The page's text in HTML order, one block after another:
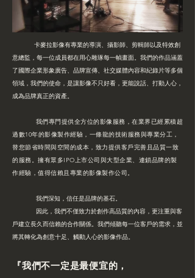
卡麥拉影像有專業的導演、攝影師、剪輯師以及特效創
意總監，每一位成員都在用心雕琢每一幀畫面。我們的作品涵蓋
了國際企業形象廣告、品牌宣傳、社交媒體內容和紀錄片等多個
領域，我們的使命，是讓影像不只好看，更能說話、打動人心，
成為品牌真正的資產。
我們專門提供全方位的影像服務，在業界已經累積超
過數10年的影像製作經驗，一條龍的技術服務與專業分工，
替您節省時間與空間的成本，致力提供客戶完善且品質一致
的服務。擁有眾多IPO上市公司與大型企業、連鎖品牌的製
作經驗，值得信賴且專業的影像製作公司。
我們深知，信任是品牌的基石。
因此，我們不僅致力於創作高品質的內容，更注重與客
戶建立長久而信賴的合作關係。我們傾聽每一位客戶的需求，並
將其轉化為創意十足、觸動人心的影像作品。
​『我們不一定是最便宜的，